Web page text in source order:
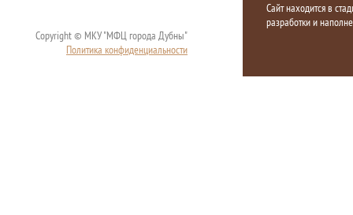
Copyright © МКУ "МФЦ города Дубны"
Политика конфиденциальности
Сайт находится в
разработки и